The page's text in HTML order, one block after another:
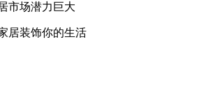
市场潜力巨大
居装饰你的生活